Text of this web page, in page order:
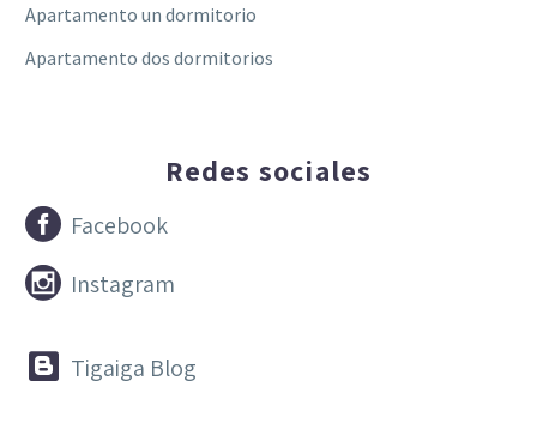
Apartamento un dormitorio
Apartamento dos dormitorios
Redes sociales

 Facebook

 Instagram

 Tigaiga Blog